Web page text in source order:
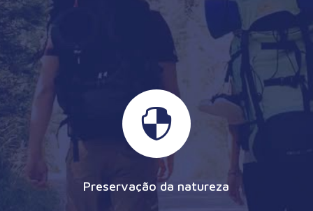

Preservação da natureza